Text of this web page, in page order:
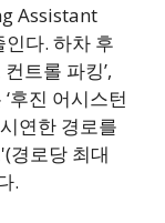
Assistant
인다. 하차 후
트롤 파킹’,
후진 어시스턴
연한 경로를
경로당 최대
.